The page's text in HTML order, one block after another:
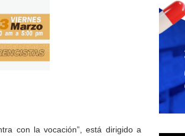
con la vocación”, está dirigido a